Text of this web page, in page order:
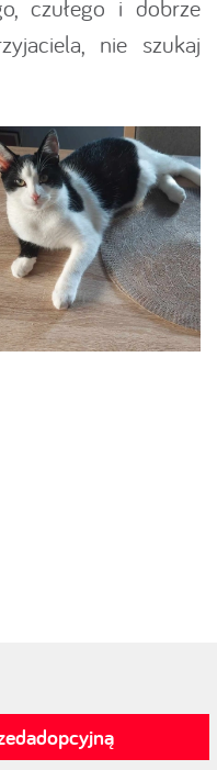
czułego i dobrze
nie szukaj